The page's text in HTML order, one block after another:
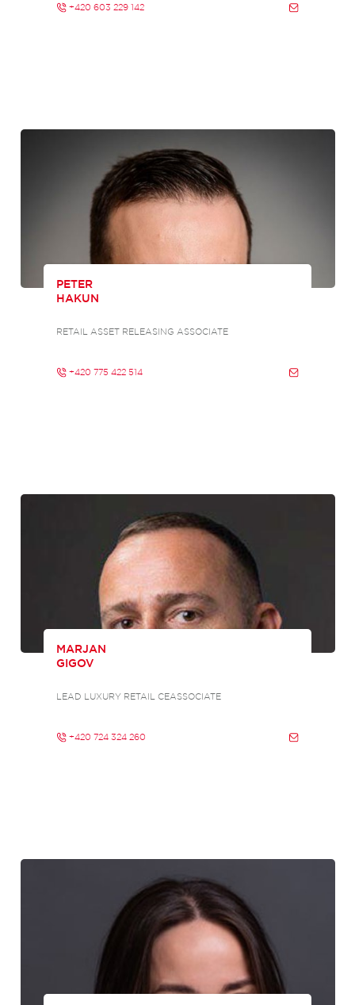
+420 603 229 142
PETER
HAKUN
RETAIL ASSET RELEASING ASSOCIATE
+420 775 422 514
MARJAN
GIGOV
LEAD LUXURY RETAIL CEASSOCIATE
+420 724 324 260